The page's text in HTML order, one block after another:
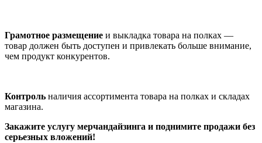
Грамотное размещение и выкладка товара на полках —
товар должен быть доступен и привлекать больше внимание,
чем продукт конкурентов.
Контроль наличия ассортимента товара на полках и складах
магазина.
Закажите услугу мерчандайзинга и поднимите продажи без
серьезных вложений!